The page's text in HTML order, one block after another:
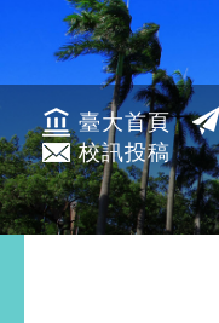
臺大首頁
校訊投稿